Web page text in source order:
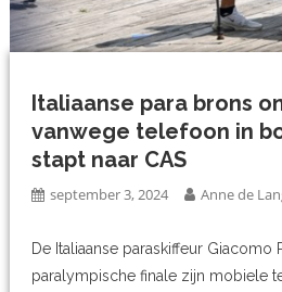
Italiaanse para brons
vanwege telefoon in
stapt naar CAS
september 3, 2024 Anne de
De Italiaanse paraskiffeur Giacomo
paralympische finale zijn mobiele